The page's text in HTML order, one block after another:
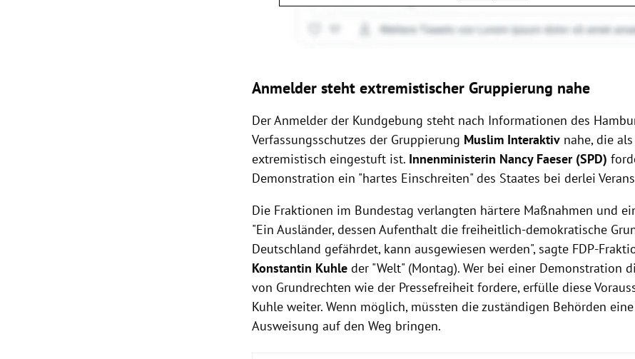
Anmelder steht extremistischer Gruppierung nahe
Der Anmelder der Kundgebung steht nach Informationen des
Verfassungsschutzes der Gruppierung Muslim Interaktiv nahe, die
extremistisch eingestuft ist. Innenministerin Nancy Faeser (SPD)
Demonstration ein "hartes Einschreiten" des Staates bei derlei
Die Fraktionen im Bundestag verlangten härtere Maßnahmen und
"Ein Ausländer, dessen Aufenthalt die freiheitlich-demokratische
Deutschland gefährdet, kann ausgewiesen werden", sagte FDP-
Konstantin Kuhle der "Welt" (Montag). Wer bei einer Demonstration
von Grundrechten wie der Pressefreiheit fordere, erfülle diese
Kuhle weiter. Wenn möglich, müssten die zuständigen Behörden
Ausweisung auf den Weg bringen.